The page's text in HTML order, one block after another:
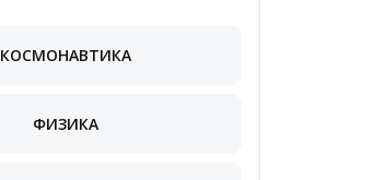
КОСМОНАВТИКА
ФИЗИКА